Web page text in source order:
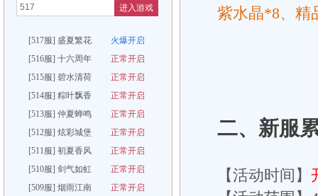
进入游戏
[517服] 盛夏繁花
火爆开启
[516服] 十六周年
正常开启
[515服] 碧水清荷
正常开启
[514服] 粽叶飘香
正常开启
[513服] 仲夏蝉鸣
正常开启
[512服] 炫彩城堡
正常开启
[511服] 初夏香风
正常开启
[510服] 剑气如虹
正常开启
[509服] 烟雨江南
正常开启
紫水晶*8、精
二、 新服
【活动时间】